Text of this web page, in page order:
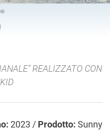
REALIZZATO CON
2023 / Prodotto: Sunny